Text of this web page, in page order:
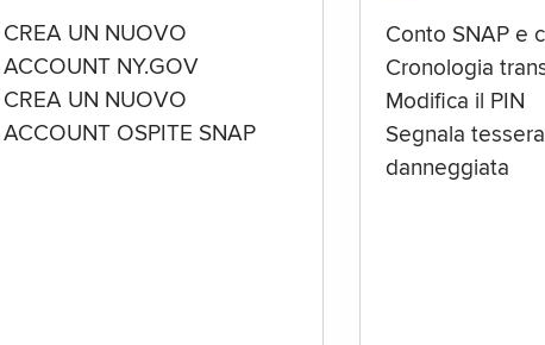
CREA UN NUOVO
ACCOUNT NY.GOV
CREA UN NUOVO
ACCOUNT OSPITE SNAP
Conto SNAP e
Cronologia
Modifica il PIN
Segnala
danneggiata